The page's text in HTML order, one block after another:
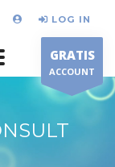
LOG IN
GRATIS
ACCOUNT